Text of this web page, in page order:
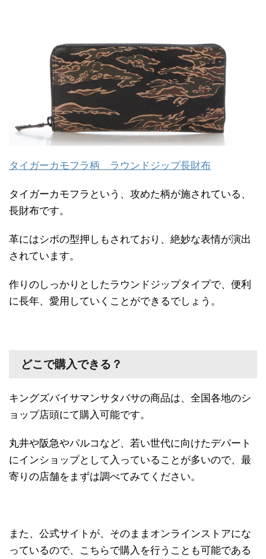
タイガーカモフラ柄 ラウンドジップ長財布
タイガーカモフラという、攻めた柄が施されている、
長財布です。
革にはシボの型押しもされており、絶妙な表情が演出
されています。
作りのしっかりとしたラウンドジップタイプで、便利
に長年、愛用していくことができるでしょう。
どこで購入できる？
キングズバイサマンサタバサの商品は、全国各地のシ
ョップ店頭にて購入可能です。
丸井や阪急やパルコなど、若い世代に向けたデパート
にインショップとして入っていることが多いので、最
寄りの店舗をまずは調べてみてください。
また、公式サイトが、そのままオンラインストアにな
っているので、こちらで購入を行うことも可能である